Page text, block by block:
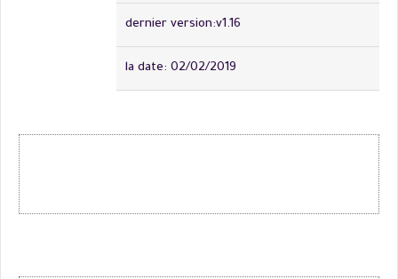
dernier version:v1.16
la date: 02/02/2019